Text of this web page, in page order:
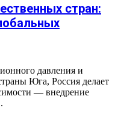
стран:
давления и
Юга, Россия делает
— внедрение